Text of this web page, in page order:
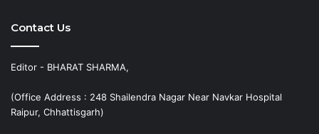
Contact Us
Editor - BHARAT SHARMA,
(Office Address : 248 Shailendra Nagar Near Navkar Hospital
Raipur, Chhattisgarh)